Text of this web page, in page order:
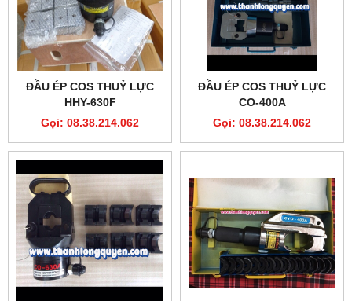
ĐẦU ÉP COS THUỶ LỰC
HHY-630F
Gọi: 08.38.214.062
ĐẦU ÉP COS THUỶ LỰC
CO-400A
Gọi: 08.38.214.062